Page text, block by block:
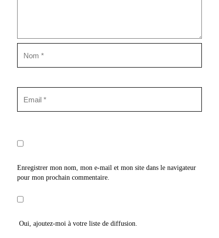
Enregistrer mon nom, mon e-mail et mon site dans le navigateur
pour mon prochain commentaire.
Oui, ajoutez-moi à votre liste de diffusion.